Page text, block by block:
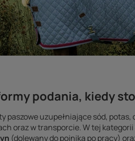
podania, kiedy
paszowe uzupełniające sód,
oraz w transporcie. W tej
(dolewany do pojnika po pracy)